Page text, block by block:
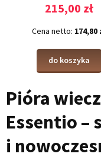
215,00 zł
Cena netto: 174,80
do koszyka
Pióra
Essentio –
i